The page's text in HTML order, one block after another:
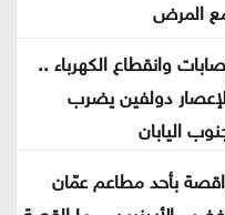
جلسة بشأن
المسائي للمركبات
المرض
وانقطاع الكهرباء ..
دولفين يضرب
اليابان
بأحد مطاعم عمّان